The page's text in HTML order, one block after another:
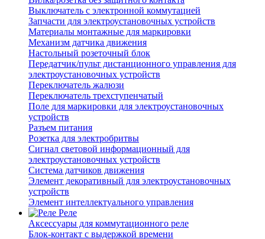
Выключатель с электронной коммутацией
Запчасти для электроустановочных устройств
Материалы монтажные для маркировки
Механизм датчика движения
Настольный розеточный блок
Передатчик/пульт дистанционного управления для
электроустановочных устройств
Переключатель жалюзи
Переключатель трехступенчатый
Поле для маркировки для электроустановочных
устройств
Разъем питания
Розетка для электробритвы
Сигнал световой информационный для
электроустановочных устройств
Система датчиков движения
Элемент декоративный для электроустановочных
устройств
Элемент интеллектуального управления
Реле
Аксессуары для коммутационного реле
Блок-контакт с выдержкой времени